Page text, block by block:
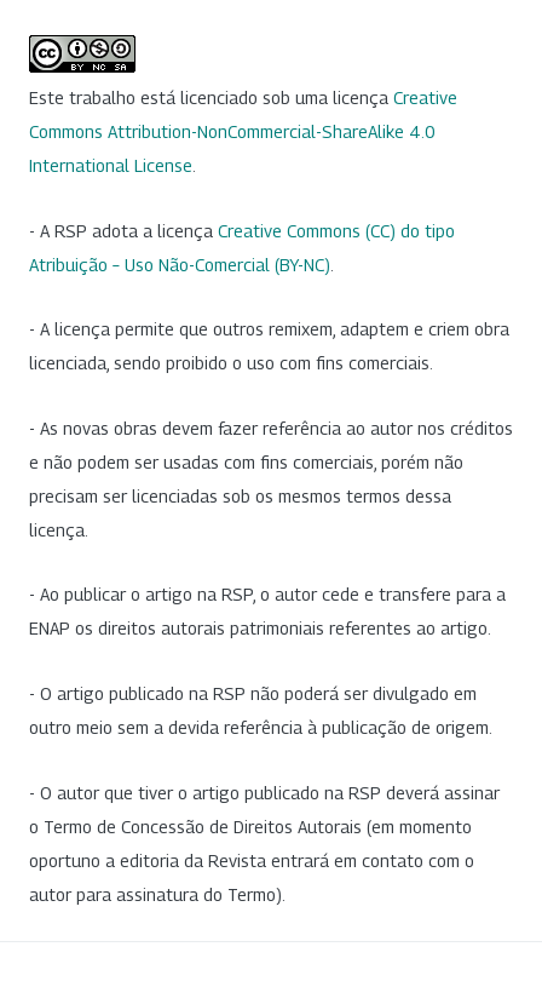
Este trabalho está licenciado sob uma licença Creative
Commons Attribution-NonCommercial-ShareAlike 4.0
International License
- A RSP adota a licença Creative Commons (CC) do tipo
Atribuição – Uso Não-Comercial (BY-NC)
- A licença permite que outros remixem, adaptem e criem obra
licenciada, sendo proibido o uso com fins comerciais.
- As novas obras devem fazer referência ao autor nos créditos
e não podem ser usadas com fins comerciais, porém não
precisam ser licenciadas sob os mesmos termos dessa
licença.
- Ao publicar o artigo na RSP, o autor cede e transfere para a
ENAP os direitos autorais patrimoniais referentes ao artigo.
- O artigo publicado na RSP não poderá ser divulgado em
outro meio sem a devida referência à publicação de origem.
- O autor que tiver o artigo publicado na RSP deverá assinar
o Termo de Concessão de Direitos Autorais (em momento
oportuno a editoria da Revista entrará em contato com o
autor para assinatura do Termo).